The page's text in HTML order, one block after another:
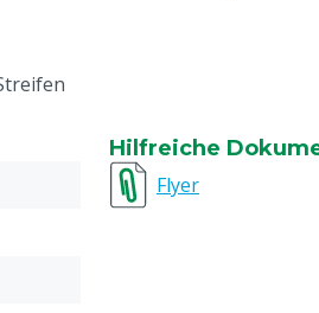
Hilfreiche
Flyer